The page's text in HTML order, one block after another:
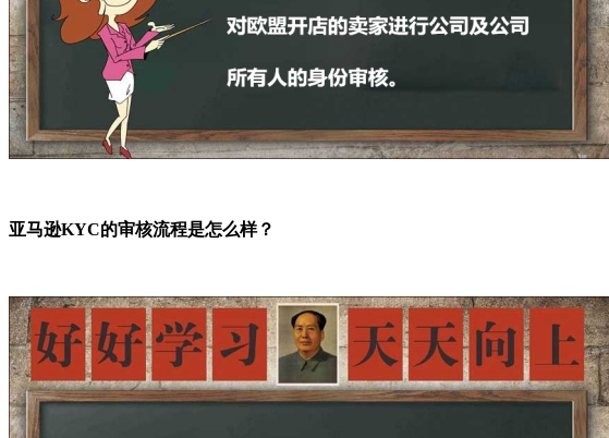
亚马逊KYC的审核流程是怎么样？